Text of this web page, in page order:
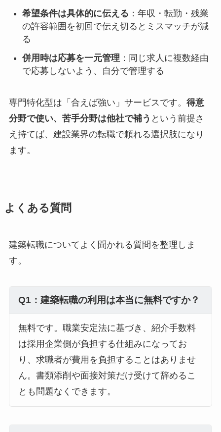
希望条件は具体的に伝える ：年収・転勤・残業
の許容範囲を初回で伝え切るとミスマッチが減
る
併用時は応募を一元管理 ：同じ求人に複数経由
で応募しないよう、自分で管理する
専門特化型は「合えば強い」サービスです。 得意
分野で使い、苦手分野は他社で補う という前提さ
え持てば、建設業界の転職で頼れる選択肢になり
ます。
よくある質問
建築転職についてよく聞かれる質問を整理しま
す。
Q1：建築転職の利用は本当に無料ですか？
無料です。職業安定法に基づき、紹介手数料
は採用企業側が負担する仕組みになってお
り、求職者が費用を負担することはありませ
ん。書類添削や面接対策だけ受けて辞めるこ
とも問題なくできます。